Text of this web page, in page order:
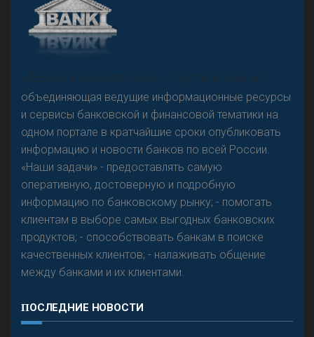
Резкого разворота на рынке автокредитов не
предвидится - «Интервью»
«Н
овости Банков России» – группа компаний,
объединяющая ведущие информационные ресурсы
и сервисы банковской и финансовой тематики на
одном портале в кратчайшие сроки опубликовать
информацию и новости банков по всей России.
«Наши задачи» - предоставлять самую
оперативную, достоверную и подробную
информацию по банковскому рынку; - помогать
клиентам в выборе самых выгодных банковских
продуктов; - способствовать банкам в поиске
качественных клиентов; - налаживать общение
между банками и их клиентами.
ПОСЛЕДНИЕ НОВОСТИ